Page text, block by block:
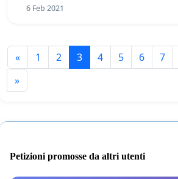
6 Feb 2021
« 1 2 3 4 5 6 7
»
Petizioni promosse da altri utenti